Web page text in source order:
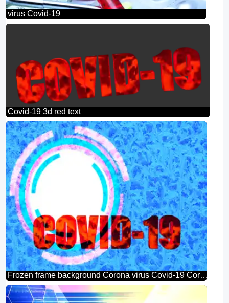
virus Covid-19
Covid-19 3d red text
Frozen frame background Corona virus Covid-19 Coronavirus disease 2019 2020